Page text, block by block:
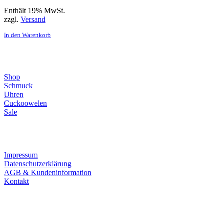
Enthält 19% MwSt.
zzgl. Versand
In den Warenkorb
Shop
Schmuck
Uhren
Cuckoowelen
Sale
Impressum
Datenschutzerklärung
AGB & Kundeninformation
Kontakt